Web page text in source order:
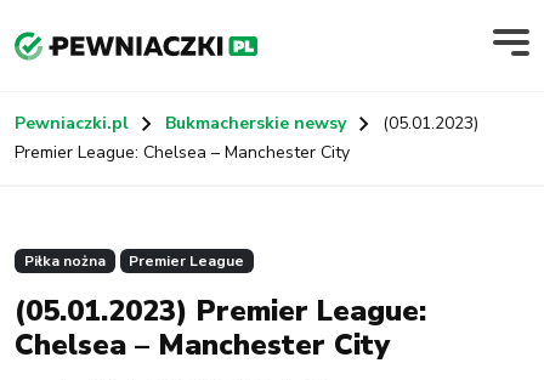
Pewniaczki.pl Bukmacherskie newsy
(05.01.2023)
Premier League: Chelsea – Manchester City
Piłka nożna Premier League
(05.01.2023) Premier League:
Chelsea – Manchester City